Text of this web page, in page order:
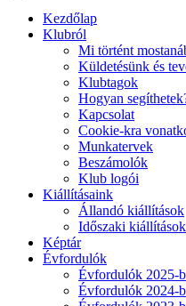
Kezdőlap
Klubról
Mi történt
Küldetésünk és
Klubtagok
Hogyan
Kapcsolat
Cookie-kra
Munkatervek
Beszámolók
Klub logói
Kiállításaink
Állandó kiállítások
Időszaki kiállítások
Képtár
Évfordulók
Évfordulók 2025-
Évfordulók 2024-